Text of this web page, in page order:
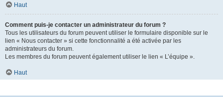
Haut
Comment puis-je contacter un administrateur du forum ?
Tous les utilisateurs du forum peuvent utiliser le formulaire disponible sur le
lien « Nous contacter » si cette fonctionnalité a été activée par les
administrateurs du forum.
Les membres du forum peuvent également utiliser le lien « L’équipe ».
Haut